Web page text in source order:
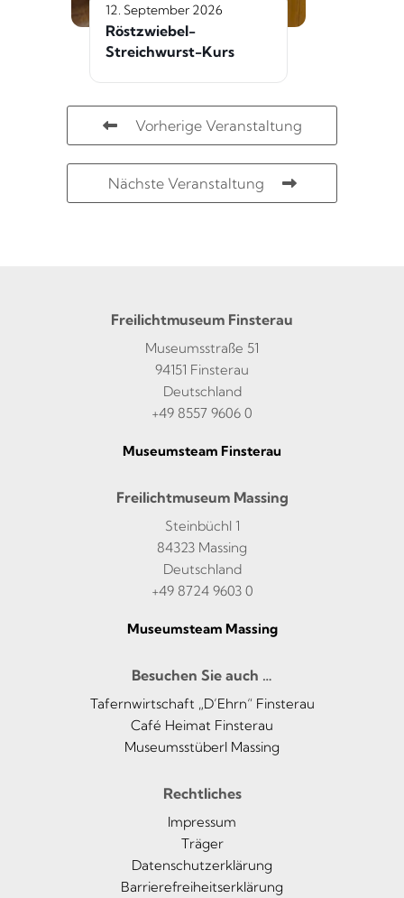
12. September 2026
Röstzwiebel-
Streichwurst-Kurs
Vorherige Veranstaltung
Nächste Veranstaltung
Freilichtmuseum Finsterau
Museumsstraße 51
94151 Finsterau
Deutschland
+49 8557 9606 0
Museumsteam Finsterau
Freilichtmuseum Massing
Steinbüchl 1
84323 Massing
Deutschland
+49 8724 9603 0
Museumsteam Massing
Besuchen Sie auch …
Tafernwirtschaft „D’Ehrn“ Finsterau
Café Heimat Finsterau
Museumsstüberl Massing
Rechtliches
Impressum
Träger
Datenschutzerklärung
Barrierefreiheitserklärung